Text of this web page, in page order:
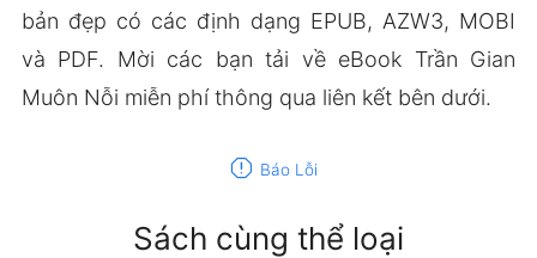
bản đẹp có các định dạng EPUB, AZW3, MOBI
và PDF. Mời các bạn tải về eBook Trần Gian
Muôn Nỗi miễn phí thông qua liên kết bên dưới.
report Báo Lỗi
Sách cùng thể loại